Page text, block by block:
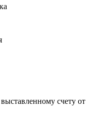
счету от